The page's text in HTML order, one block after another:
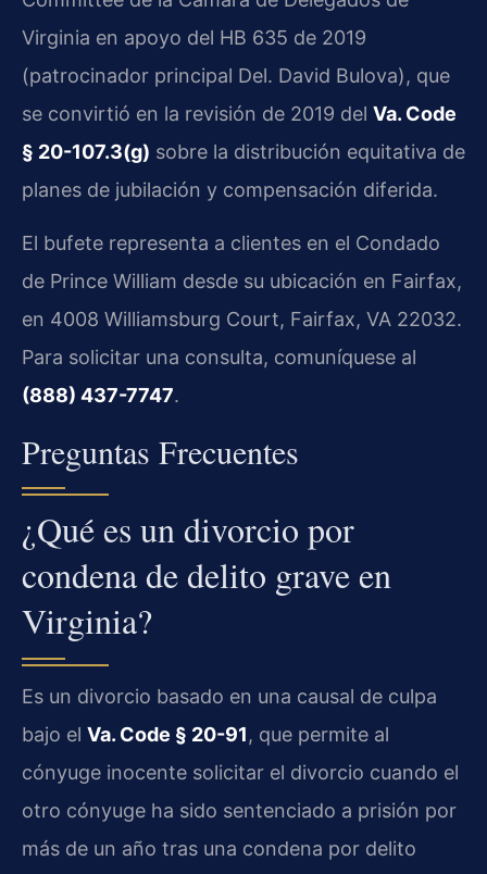
Virginia en apoyo del HB 635 de 2019
(patrocinador principal Del. David Bulova), que
se convirtió en la revisión de 2019 del Va. Code
§ 20-107.3(g) sobre la distribución equitativa de
planes de jubilación y compensación diferida.
El bufete representa a clientes en el Condado
de Prince William desde su ubicación en Fairfax,
en 4008 Williamsburg Court, Fairfax, VA 22032.
Para solicitar una consulta, comuníquese al
(888) 437-7747.
Preguntas Frecuentes
¿Qué es un divorcio por
condena de delito grave en
Virginia?
Es un divorcio basado en una causal de culpa
bajo el Va. Code § 20-91, que permite al
cónyuge inocente solicitar el divorcio cuando el
otro cónyuge ha sido sentenciado a prisión por
más de un año tras una condena por delito